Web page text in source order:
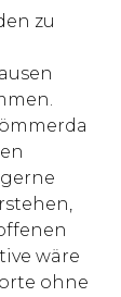
zu
wäre
ohne